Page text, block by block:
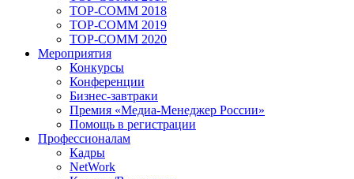
TOP-COMM 2018
TOP-COMM 2019
TOP-COMM 2020
Мероприятия
Конкурсы
Конференции
Бизнес-завтраки
Премия «Медиа-Менеджер России»
Помощь в регистрации
Профессионалам
Кадры
NetWork